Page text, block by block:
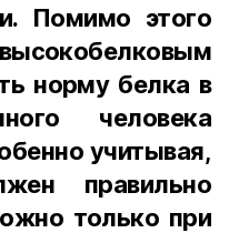
Помимо этого
норму белка в
человека
учитывая,
правильно
только при